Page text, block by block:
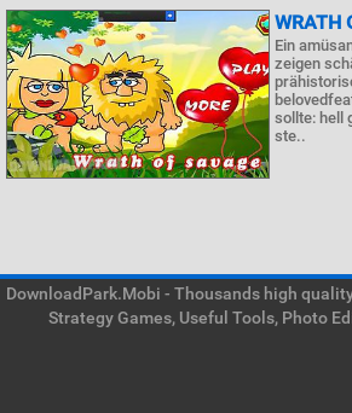
WRATH
Ein
zeigen
sollte: hell
ste..
DownloadPark.Mobi - Thousands high
Strategy Games, Useful Tools, Photo